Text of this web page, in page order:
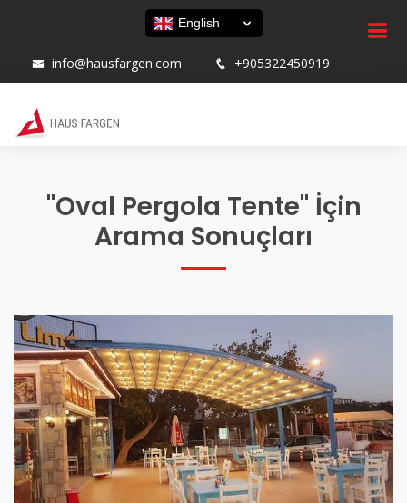
English
info@hausfargen.com +905322450919
"Oval Pergola Tente" İçin
Arama Sonuçları